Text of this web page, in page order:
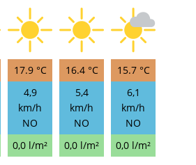
17.9 °C
4,9
km/h
NO
0,0 l/m²
16.4 °C
5,4
km/h
NO
0,0 l/m²
15.7 °C
6,1
km/h
NO
0,0 l/m²